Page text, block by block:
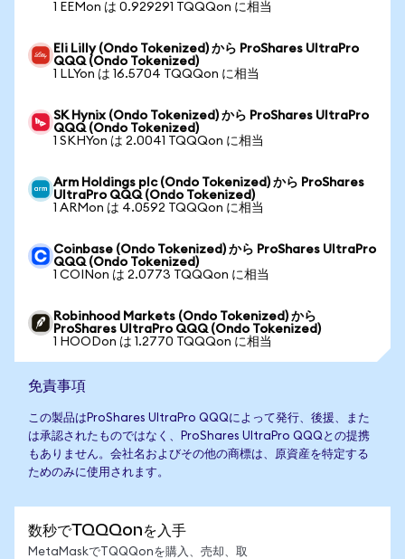
1 EEMon は 0.929291 TQQQon に相当
Eli Lilly (Ondo Tokenized) から ProShares UltraPro
QQQ (Ondo Tokenized)
1 LLYon は 16.5704 TQQQon に相当
SK Hynix (Ondo Tokenized) から ProShares UltraPro
QQQ (Ondo Tokenized)
1 SKHYon は 2.0041 TQQQon に相当
Arm Holdings plc (Ondo Tokenized) から ProShares
UltraPro QQQ (Ondo Tokenized)
1 ARMon は 4.0592 TQQQon に相当
Coinbase (Ondo Tokenized) から ProShares UltraPro
QQQ (Ondo Tokenized)
1 COINon は 2.0773 TQQQon に相当
Robinhood Markets (Ondo Tokenized) から
ProShares UltraPro QQQ (Ondo Tokenized)
1 HOODon は 1.2770 TQQQon に相当
免責事項
この製品はProShares UltraPro QQQによって発行、後援、また
は承認されたものではなく、ProShares UltraPro QQQとの提携
もありません。会社名およびその他の商標は、原資産を特定する
ためのみに使用されます。
数秒でTQQQonを入手
MetaMaskでTQQQonを購入、売却、取